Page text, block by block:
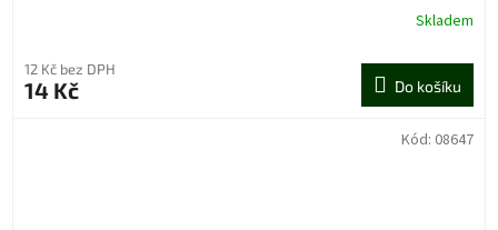
Skladem
12 Kč bez DPH
14 Kč Do košíku
Kód: 08647